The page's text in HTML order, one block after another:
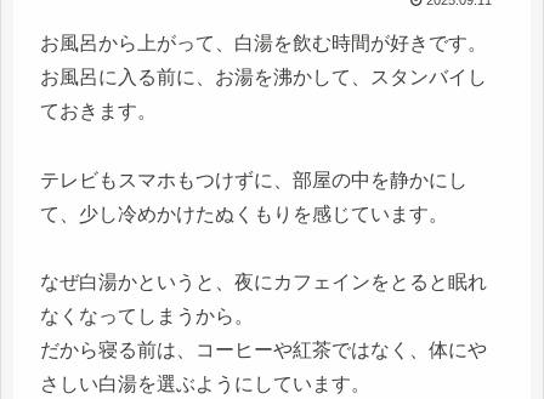
お風呂から上がって、白湯を飲む時間が好きです。
お風呂に入る前に、お湯を沸かして、スタンバイし
ておきます。
テレビもスマホもつけずに、部屋の中を静かにし
て、少し冷めかけたぬくもりを感じています。
なぜ白湯かというと、夜にカフェインをとると眠れ
なくなってしまうから。
だから寝る前は、コーヒーや紅茶ではなく、体にや
さしい白湯を選ぶようにしています。